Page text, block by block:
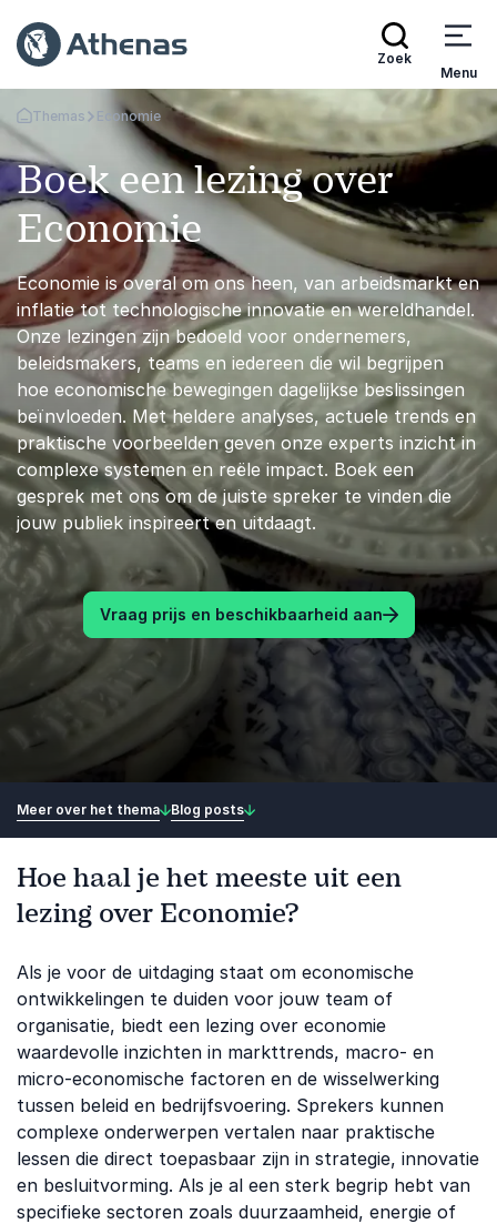
Zoek
Menu
Terug naar de startpagina
Themas Economie
Boek een lezing over
Economie
Economie is overal om ons heen, van arbeidsmarkt en
inflatie tot technologische innovatie en wereldhandel.
Onze lezingen zijn bedoeld voor ondernemers,
beleidsmakers, teams en iedereen die wil begrijpen
hoe economische bewegingen dagelijkse beslissingen
beïnvloeden. Met heldere analyses, actuele trends en
praktische voorbeelden geven onze experts inzicht in
complexe systemen en reële impact. Boek een
gesprek met ons om de juiste spreker te vinden die
jouw publiek inspireert en uitdaagt.
Vraag prijs en beschikbaarheid aan
Meer over het thema Blog posts
Hoe haal je het meeste uit een
lezing over Economie?
Als je voor de uitdaging staat om economische
ontwikkelingen te duiden voor jouw team of
organisatie, biedt een lezing over economie
waardevolle inzichten in markttrends, macro- en
micro-economische factoren en de wisselwerking
tussen beleid en bedrijfsvoering. Sprekers kunnen
complexe onderwerpen vertalen naar praktische
lessen die direct toepasbaar zijn in strategie, innovatie
en besluitvorming. Als je al een sterk begrip hebt van
specifieke sectoren zoals duurzaamheid, energie of